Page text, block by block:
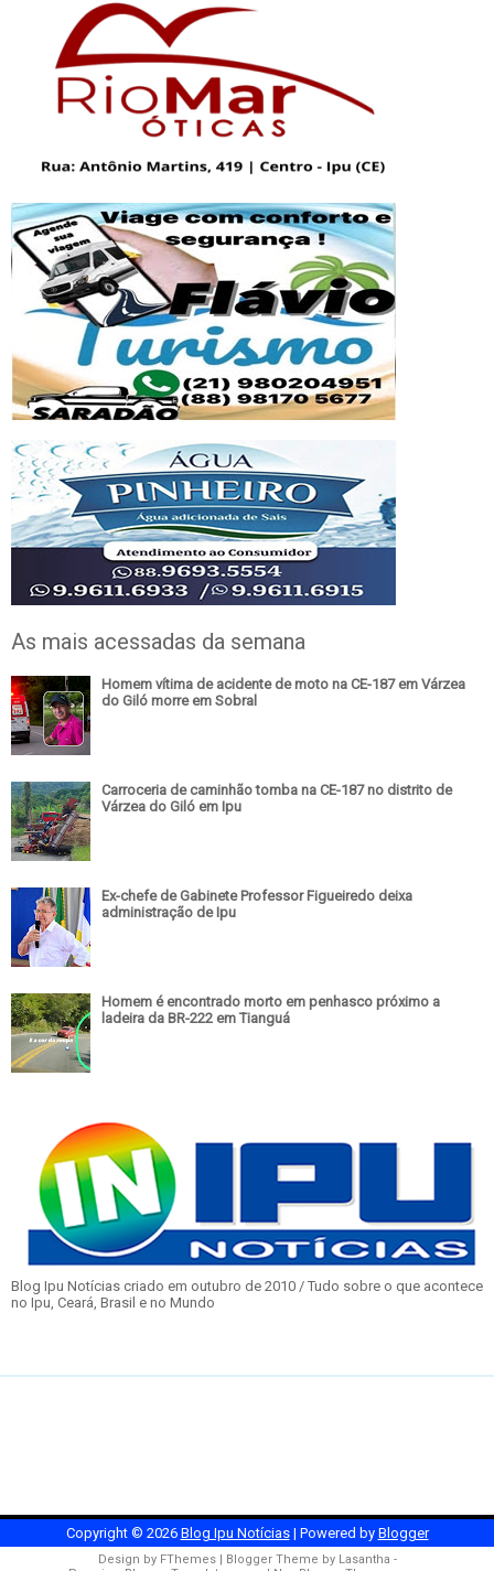
As mais acessadas da semana
Homem vítima de acidente de moto na CE-187 em Várzea
do Giló morre em Sobral
Carroceria de caminhão tomba na CE-187 no distrito de
Várzea do Giló em Ipu
Ex-chefe de Gabinete Professor Figueiredo deixa
administração de Ipu
Homem é encontrado morto em penhasco próximo a
ladeira da BR-222 em Tianguá
Blog Ipu Notícias criado em outubro de 2010 / Tudo sobre o que acontece
no Ipu, Ceará, Brasil e no Mundo
Copyright © 2026 Blog Ipu Notícias| Powered by Blogger
Design by FThemes| Blogger Theme by Lasantha -